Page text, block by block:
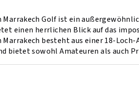
Marrakech Golf ist ein
einen herrlichen Blick auf das
Marrakech besteht aus einer 18-
bietet sowohl Amateuren als auch